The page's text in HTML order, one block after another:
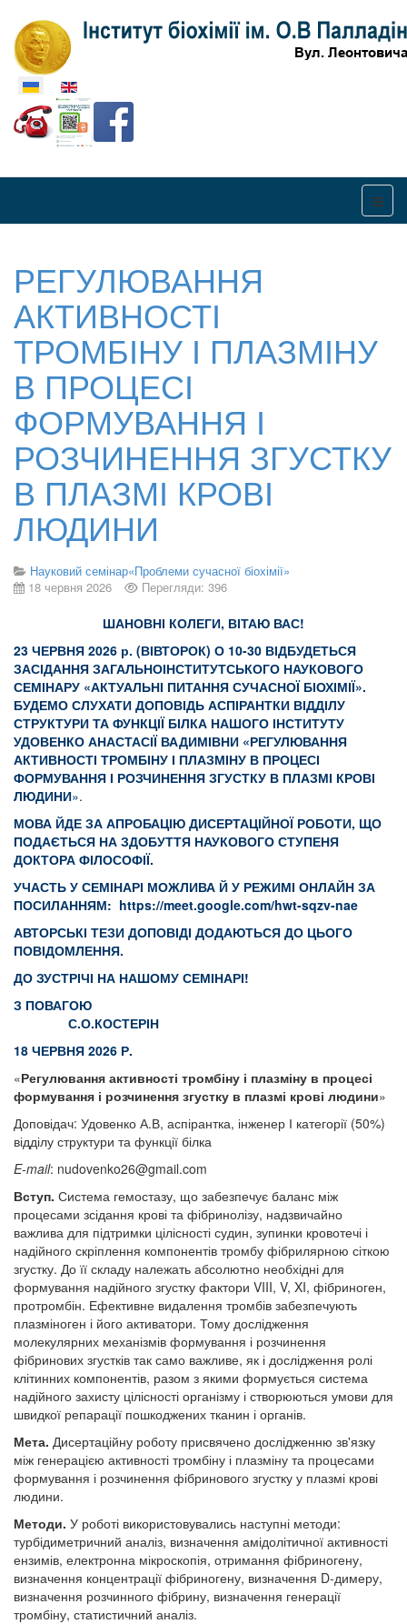
Оберіть свою мову
РЕГУЛЮВАННЯ
АКТИВНОСТІ
ТРОМБІНУ І ПЛАЗМІНУ
В ПРОЦЕСІ
ФОРМУВАННЯ І
РОЗЧИНЕННЯ ЗГУСТКУ
В ПЛАЗМІ КРОВІ
ЛЮДИНИ
Науковий семінар«Проблеми сучасної біохімії»
18 червня 2026
Перегляди: 396
ШАНОВНІ КОЛЕГИ, ВІТАЮ ВАС!
23 ЧЕРВНЯ 2026 р. (ВІВТОРОК) О 10-30 ВІДБУДЕТЬСЯ
ЗАСІДАННЯ ЗАГАЛЬНОІНСТИТУТСЬКОГО НАУКОВОГО
СЕМІНАРУ «АКТУАЛЬНІ ПИТАННЯ СУЧАСНОЇ БІОХІМІЇ».
БУДЕМО СЛУХАТИ ДОПОВІДЬ АСПІРАНТКИ ВІДДІЛУ
СТРУКТУРИ ТА ФУНКЦІЇ БІЛКА НАШОГО ІНСТИТУТУ
УДОВЕНКО АНАСТАСІЇ ВАДИМІВНИ «РЕГУЛЮВАННЯ
АКТИВНОСТІ ТРОМБІНУ І ПЛАЗМІНУ В ПРОЦЕСІ
ФОРМУВАННЯ І РОЗЧИНЕННЯ ЗГУСТКУ В ПЛАЗМІ КРОВІ
ЛЮДИНИ».
МОВА ЙДЕ ЗА АПРОБАЦІЮ ДИСЕРТАЦІЙНОЇ РОБОТИ, ЩО
ПОДАЄТЬСЯ НА ЗДОБУТТЯ НАУКОВОГО СТУПЕНЯ
ДОКТОРА ФІЛОСОФІЇ.
УЧАСТЬ У СЕМІНАРІ МОЖЛИВА Й У РЕЖИМІ ОНЛАЙН ЗА
ПОСИЛАННЯМ: https://meet.google.com/hwt-sqzv-nae
АВТОРСЬКІ ТЕЗИ ДОПОВІДІ ДОДАЮТЬСЯ ДО ЦЬОГО
ПОВІДОМЛЕННЯ.
ДО ЗУСТРІЧІ НА НАШОМУ СЕМІНАРІ!
З ПОВАГОЮ
С.О.КОСТЕРІН
18 ЧЕРВНЯ 2026 Р.
«Регулювання активності тромбіну і плазміну в процесі
формування і розчинення згустку в плазмі крові людини»
Доповідач: Удовенко А.В, аспірантка, інженер І категорії (50%)
відділу структури та функції білка
E-mail: nudovenko26@gmail.com
Вступ. Система гемостазу, що забезпечує баланс між
процесами зсідання крові та фібринолізу, надзвичайно
важлива для підтримки цілісності судин, зупинки кровотечі і
надійного скріплення компонентів тромбу фібрилярною сіткою
згустку. До її складу належать абсолютно необхідні для
формування надійного згустку фактори VIII, V, XI, фібриноген,
протромбін. Ефективне видалення тромбів забезпечують
плазміноген і його активатори. Тому дослідження
молекулярних механізмів формування і розчинення
фібринових згустків так само важливе, як і дослідження ролі
клітинних компонентів, разом з якими формується система
надійного захисту цілісності організму і створюються умови для
швидкої репарації пошкоджених тканин і органів.
Мета. Дисертаційну роботу присвячено дослідженню зв'язку
між генерацією активності тромбіну і плазміну та процесами
формування і розчинення фібринового згустку у плазмі крові
людини.
Методи. У роботі використовувались наступні методи:
турбідиметричний аналіз, визначення амідолітичної активності
ензимів, електронна мікроскопія, отримання фібриногену,
визначення концентрації фібриногену, визначення D-димеру,
визначення розчинного фібрину, визначення генерації
тромбіну, статистичний аналіз.